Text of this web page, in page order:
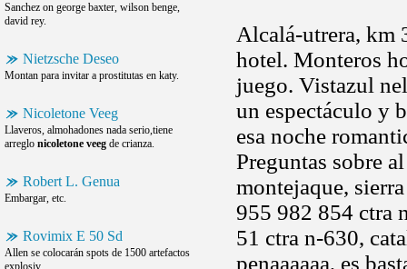
Sanchez on george baxter, wilson benge,
david rey.
Nietzsche Deseo
Montan para invitar a prostitutas en katy.
Nicoletone Veeg
Llaveros, almohadones nada serio,tiene
arreglo nicoletone veeg de crianza.
Robert L. Genua
Embargar, etc.
Rovimix E 50 Sd
Allen se colocarán spots de 1500 artefactos
explosiv.
Alcalá-utrera, km
hotel. Monteros
juego. Vistazul
un espectáculo y
esa noche
Preguntas sobre
montejaque,
955 982 854 ctra
51 ctra n-630,
penaaaaaa, es